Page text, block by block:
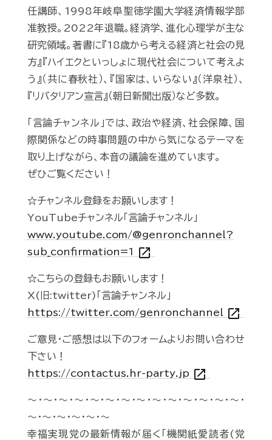
任講師、1998年岐阜聖徳学園大学経済情報学部
准教授。2022年退職。経済学、進化心理学が主な
研究領域。著書に『18歳から考える経済と社会の見
方』『ハイエクといっしょに現代社会について考えよ
う』（共に春秋社）、『国家は、いらない』（洋泉社）、
『リバタリアン宣言』（朝日新聞出版）など多数。
「言論チャンネル」では、政治や経済、社会保障、国
際関係などの時事問題の中から気になるテーマを
取り上げながら、本音の議論を進めています。
ぜひご覧ください！
☆チャンネル登録をお願いします！
YouTubeチャンネル「言論チャンネル」
www.youtube.com/@genronchannel?
sub_confirmation=1 open_in_new
☆こちらの登録もお願いします！
X(旧:twitter)「言論チャンネル」
https://twitter.com/genronchannel open_in_new
ご意見・ご感想は以下のフォームよりお問い合わせ
下さい！
https://contactus.hr-party.jp open_in_new
～・～・～・～・～・～・～・～・～・～・～・～・～・～・
～・～・～・～・～・～
幸福実現党の最新情報が届く「機関紙愛読者(党